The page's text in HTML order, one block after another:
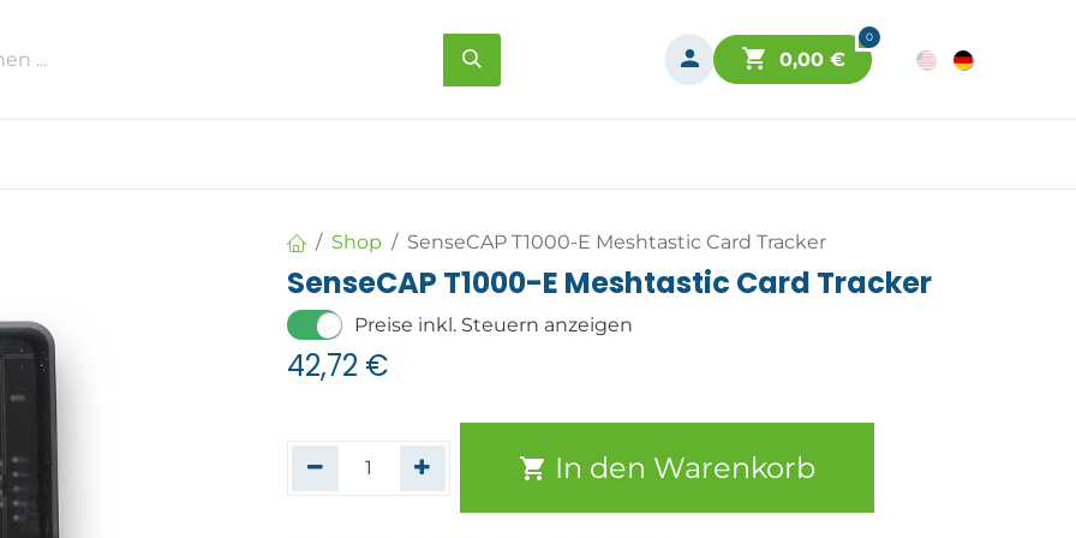
0
0,00€
Shop SenseCAP T1000-E Meshtastic Card Tracker
SenseCAP T1000-E Meshtastic Card Tracker
Preise inkl. Steuern anzeigen
42,72 €
In den Warenkorb